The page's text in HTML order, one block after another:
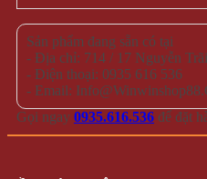
Sản phẩm đang sẵn có tại
- Địa chỉ: 714 / 17 Nguyễn
- Điện thoại: 0935 616 536
- Email:
Gọi ngay 0935.616.536 để đặt